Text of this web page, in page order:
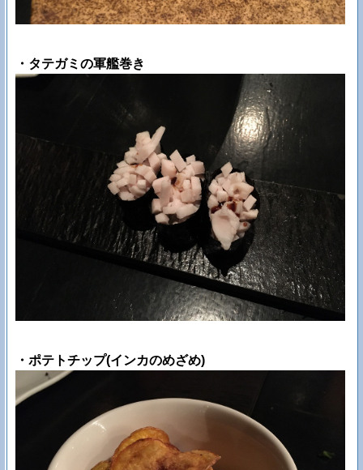
・タテガミの軍艦巻き
・ポテトチップ(インカのめざめ)